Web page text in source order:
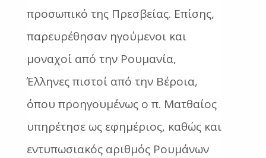
προσωπικό της Πρεσβείας. Επίσης,
παρευρέθησαν ηγούμενοι και
μοναχοί από την Ρουμανία,
Έλληνες πιστοί από την Βέροια,
όπου προηγουμένως ο π. Ματθαίος
υπηρέτησε ως εφημέριος, καθώς και
εντυπωσιακός αριθμός Ρουμάνων